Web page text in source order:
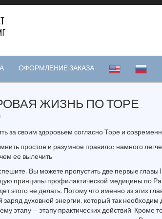
ОФОРМЛЕНИЕ ЗАКАЗА
ЖИЗНЬ ПО ТОРЕ
за своим здоровьем согласно Торе и
простое и разумное правило: намного
ее вылечить.
Вы можете пропустить две первые главы
принципы профилактической медицины по
этого не делать. Потому что именно из этих
заряд духовной энергии, который так необходим
этапу — этапу практических действий. Кроме